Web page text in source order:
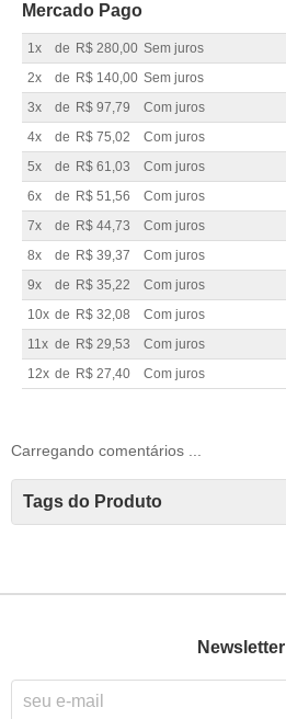
Mercado Pago
1x de R$ 280,00 Sem juros
2x
de R$ 140,00 Sem juros
3x
de R$ 97,79 Com juros
4x
de R$ 75,02 Com juros
5x
de R$ 61,03 Com juros
6x
de R$ 51,56 Com juros
7x
de R$ 44,73 Com juros
8x
de R$ 39,37 Com juros
9x
de R$ 35,22 Com juros
10x de R$ 32,08 Com juros
11x de R$ 29,53 Com juros
12x de R$ 27,40 Com juros
Carregando comentários ...
Tags do Produto
Newsletter